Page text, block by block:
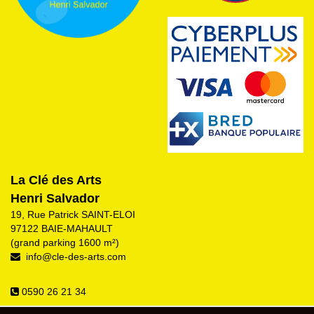
La Clé des Arts
Henri Salvador
19, Rue Patrick SAINT-ELOI
97122 BAIE-MAHAULT
(grand parking 1600 m²)
info@cle-des-arts.com
0590 26 21 34